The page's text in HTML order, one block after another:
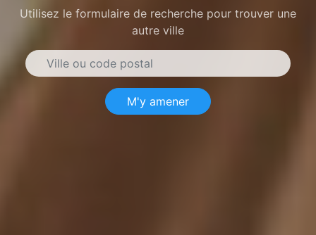
Utilisez le formulaire de recherche pour trouver une
autre ville
M'y amener